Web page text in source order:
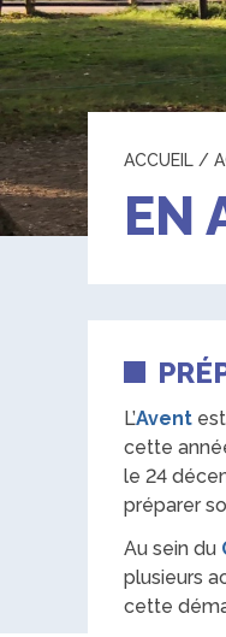
ACCUEIL /
EN
L’Avent
cette
le 24
préparer
Au sein du
plusieurs
cette